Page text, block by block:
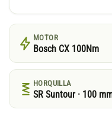
MOTOR
Bosch CX 100Nm
HORQUILLA
SR Suntour · 100